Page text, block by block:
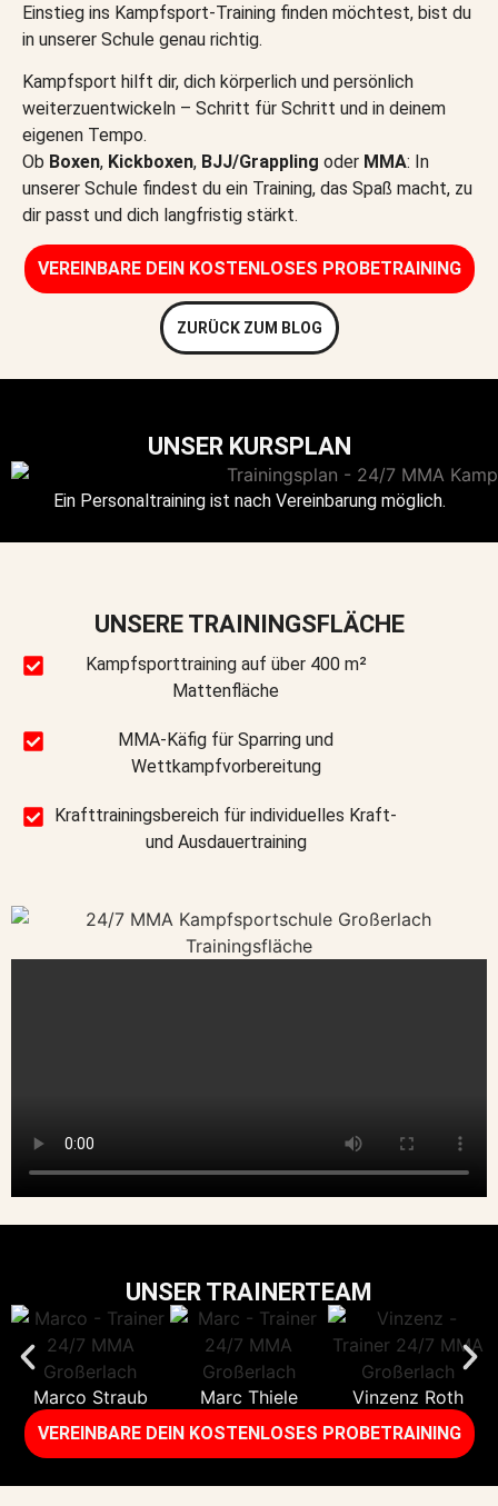
Einstieg ins Kampfsport-Training finden möchtest, bist du
in unserer Schule genau richtig.
Kampfsport hilft dir, dich körperlich und persönlich
weiterzuentwickeln – Schritt für Schritt und in deinem
eigenen Tempo.
Ob Boxen, Kickboxen, BJJ/Grappling oder MMA: In
unserer Schule findest du ein Training, das Spaß macht, zu
dir passt und dich langfristig stärkt.
VEREINBARE DEIN KOSTENLOSES PROBETRAINING​
ZURÜCK ZUM BLOG
UNSER KURSPLAN
Ein Personaltraining ist nach Vereinbarung möglich.
UNSERE TRAININGSFLÄCHE
Kampfsporttraining auf über 400 m²
Mattenfläche
MMA-Käfig für Sparring und
Wettkampfvorbereitung
Krafttrainingsbereich für individuelles Kraft-
und Ausdauertraining
UNSER TRAINERTEAM
Marco Straub Marc Thiele Vinzenz Roth
VEREINBARE DEIN KOSTENLOSES PROBETRAINING​